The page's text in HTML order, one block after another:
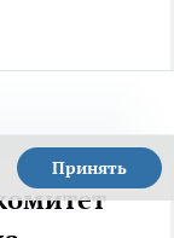
Принять